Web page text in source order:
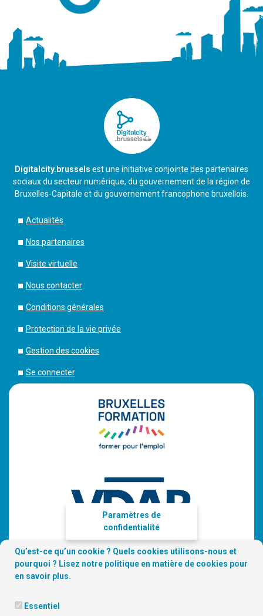
Digitalcity.brussels est une initiative conjointe des partenaires
sociaux du secteur numérique, du gouvernement de la région de
Bruxelles-Capitale et du gouvernement francophone bruxellois.
Actualités
Nos partenaires
Visite virtuelle
Nous contacter
Conditions générales
Protection de la vie privée
Gestion des cookies
Se connecter
Paramètres de
confidentialité
Qu’est-ce qu’un cookie ? Quels cookies utilisons-nous et
pourquoi ? Lisez notre politique en matière de cookies pour
en savoir plus.
Essentiel